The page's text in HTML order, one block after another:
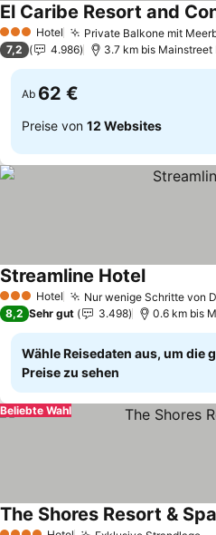
3 SterneHotel Private Balkone mit
El Caribe Resort and
7,2 4.986 3.7 km bis Mainstreet
Ab 62 €
Preise von 12 Websites
3 SterneHotel Nur wenige Schritte von
Streamline HotelPreise
8,2 Sehr gut 3.498 0.6 km bis
Wähle Reisedaten aus, um die
Preise zu sehen
Beliebte Wahl
The Shores Resort & Spa